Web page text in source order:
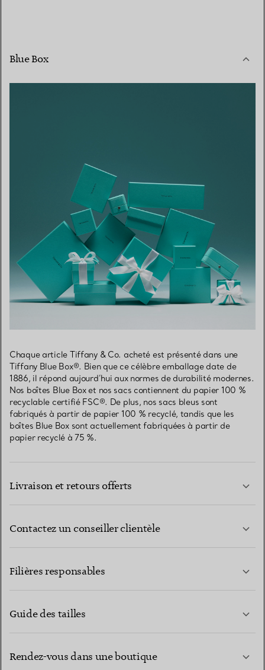
Blue Box
Chaque article Tiffany & Co. acheté est présenté dans une
Tiffany Blue Box®. Bien que ce célèbre emballage date de
1886, il répond aujourd’hui aux normes de durabilité modernes.
Nos boîtes Blue Box et nos sacs contiennent du papier 100 %
recyclable certifié FSC®. De plus, nos sacs bleus sont
fabriqués à partir de papier 100 % recyclé, tandis que les
boîtes Blue Box sont actuellement fabriquées à partir de
papier recyclé à 75 %.
Livraison et retours offerts
Contactez un conseiller clientèle
Filières responsables
Guide des tailles
Rendez-vous dans une boutique